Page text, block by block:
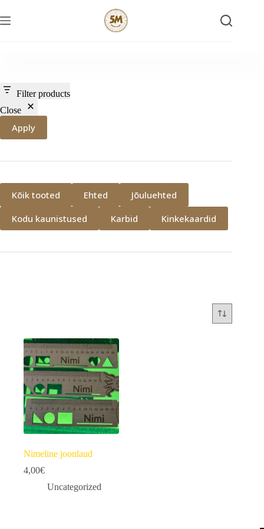
to
content
Nimeline joonlaud
4,00€
Uncategorized
Filter products
Close
Apply
Kõik tooted Ehted
Jõuluehted
Kodu kaunistused
Karbid Kinkekaardid